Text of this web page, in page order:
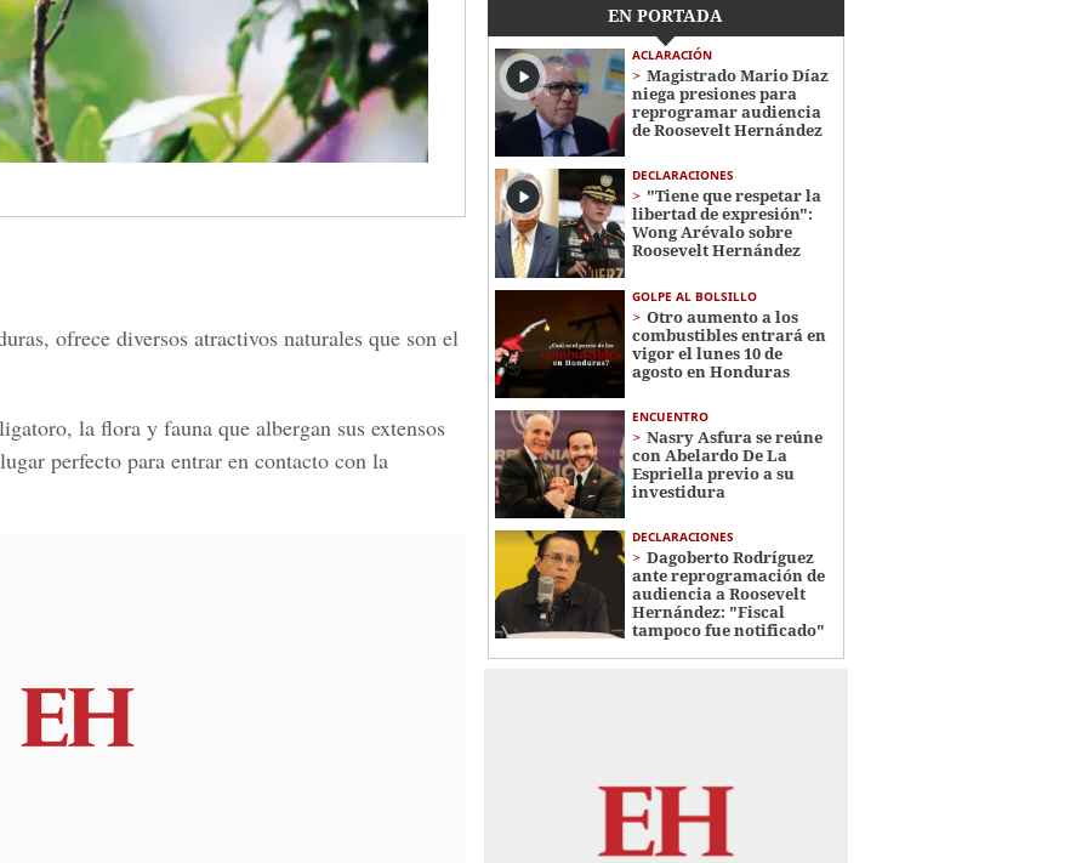
ofrece diversos atractivos naturales que son el
la flora y fauna que albergan sus extensos
perfecto para entrar en contacto con la
EN PORTADA
ACLARACIÓN
Magistrado Mario Díaz
niega presiones para
reprogramar audiencia
de Roosevelt Hernández
DECLARACIONES
"Tiene que respetar la
libertad de expresión":
Wong Arévalo sobre
Roosevelt Hernández
GOLPE AL BOLSILLO
Otro aumento a los
combustibles entrará en
vigor el lunes 10 de
agosto en Honduras
ENCUENTRO
Nasry Asfura se reúne
con Abelardo De La
Espriella previo a su
investidura
DECLARACIONES
Dagoberto Rodríguez
ante reprogramación de
audiencia a Roosevelt
Hernández: "Fiscal
tampoco fue notificado"